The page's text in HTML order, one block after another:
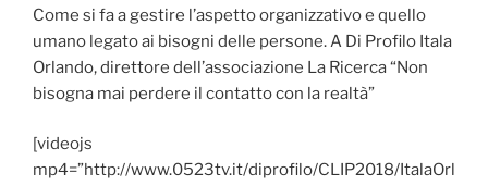
Come si fa a gestire l’aspetto organizzativo e quello
umano legato ai bisogni delle persone. A Di Profilo Itala
Orlando, direttore dell’associazione La Ricerca “Non
bisogna mai perdere il contatto con la realtà”
[videojs
mp4=”http://www.0523tv.it/diprofilo/CLIP2018/ItalaOrl